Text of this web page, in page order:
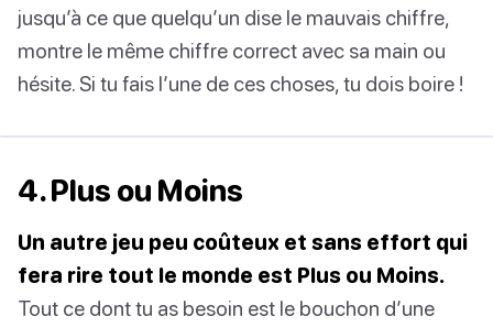
jusqu’à ce que quelqu’un dise le mauvais chiffre,
montre le même chiffre correct avec sa main ou
hésite. Si tu fais l’une de ces choses, tu dois boire !
4. Plus ou Moins
Un autre jeu peu coûteux et sans effort qui
fera rire tout le monde est Plus ou Moins.
Tout ce dont tu as besoin est le bouchon d’une